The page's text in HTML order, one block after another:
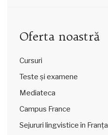
Oferta noastră
Cursuri
Teste și examene
Mediateca
Campus France
Sejururi lingvistice în Franța